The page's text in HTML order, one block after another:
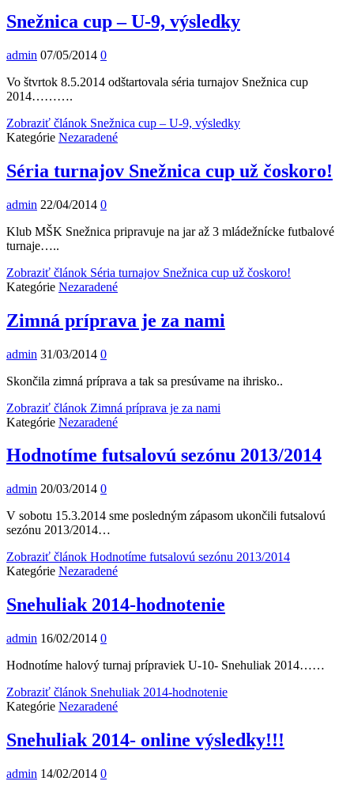
Snežnica cup – U-9, výsledky
admin 07/05/2014 0
Vo štvrtok 8.5.2014 odštartovala séria turnajov Snežnica cup
2014……….
Zobraziť článok Snežnica cup – U-9, výsledky
Kategórie Nezaradené
Séria turnajov Snežnica cup už čoskoro!
admin 22/04/2014 0
Klub MŠK Snežnica pripravuje na jar až 3 mládežnícke futbalové
turnaje…..
Zobraziť článok Séria turnajov Snežnica cup už čoskoro!
Kategórie Nezaradené
Zimná príprava je za nami
admin 31/03/2014 0
Skončila zimná príprava a tak sa presúvame na ihrisko..
Zobraziť článok Zimná príprava je za nami
Kategórie Nezaradené
Hodnotíme futsalovú sezónu 2013/2014
admin 20/03/2014 0
V sobotu 15.3.2014 sme posledným zápasom ukončili futsalovú
sezónu 2013/2014…
Zobraziť článok Hodnotíme futsalovú sezónu 2013/2014
Kategórie Nezaradené
Snehuliak 2014-hodnotenie
admin 16/02/2014 0
Hodnotíme halový turnaj prípraviek U-10- Snehuliak 2014……
Zobraziť článok Snehuliak 2014-hodnotenie
Kategórie Nezaradené
Snehuliak 2014- online výsledky!!!
admin 14/02/2014 0